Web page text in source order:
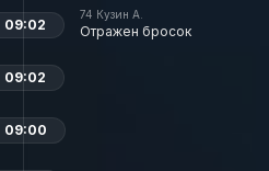
74 Кузин А.
Отражен бросок
09:02
09:02
09:00